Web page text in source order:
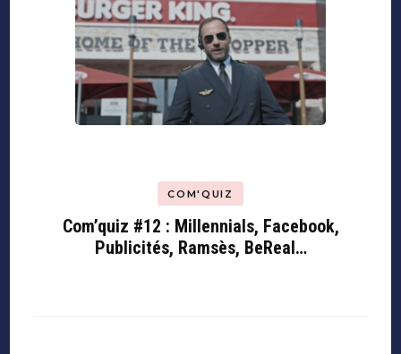
COM'QUIZ
Com’quiz #12 : Millennials, Facebook,
Publicités, Ramsès, BeReal…